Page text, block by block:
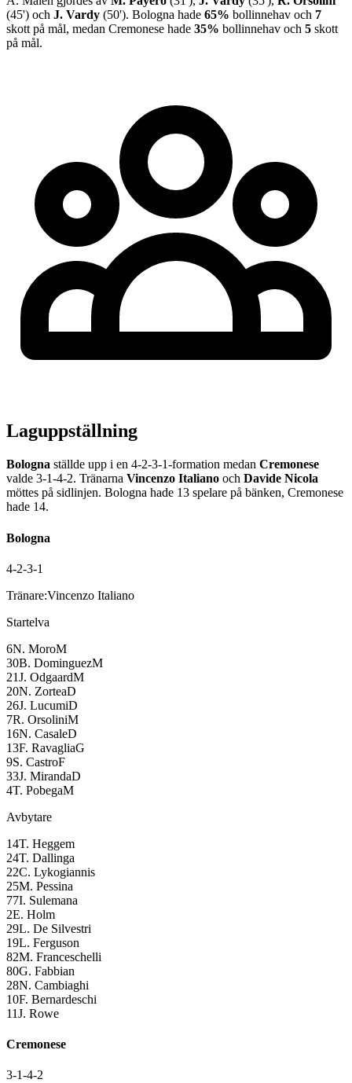
(45') och J. Vardy (50'). Bologna hade 65% bollinnehav och 7
skott på mål, medan Cremonese hade 35% bollinnehav och 5 skott
på mål.
Laguppställning
Bologna ställde upp i en 4-2-3-1-formation medan Cremonese
valde 3-1-4-2. Tränarna Vincenzo Italiano och Davide Nicola
möttes på sidlinjen. Bologna hade 13 spelare på bänken, Cremonese
hade 14.
Bologna
4-2-3-1
Tränare:Vincenzo Italiano
Startelva
6N. MoroM
30B. DominguezM
21J. OdgaardM
20N. ZorteaD
26J. LucumiD
7R. OrsoliniM
16N. CasaleD
13F. RavagliaG
9S. CastroF
33J. MirandaD
4T. PobegaM
Avbytare
14T. Heggem
24T. Dallinga
22C. Lykogiannis
25M. Pessina
77I. Sulemana
2E. Holm
29L. De Silvestri
19L. Ferguson
82M. Franceschelli
80G. Fabbian
28N. Cambiaghi
10F. Bernardeschi
11J. Rowe
Cremonese
3-1-4-2